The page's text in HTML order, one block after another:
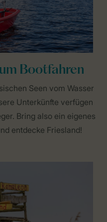
Bootfahren
Seen vom Wasser
Unterkünfte verfügen
Bring also ein eigenes
entdecke Friesland!